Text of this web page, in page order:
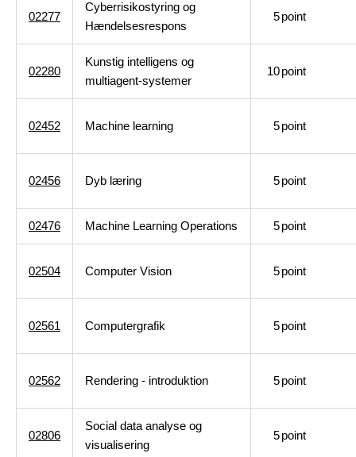
02277
Cyberrisikostyring og
Hændelsesrespons
5point
02280
Kunstig intelligens og
multiagent-systemer
10point
02452 Machine learning 5point
02456 Dyb læring 5point
02476 Machine Learning Operations 5point
02504 Computer Vision 5point
02561 Computergrafik 5point
02562 Rendering - introduktion 5point
02806
Social data analyse og
visualisering
5point